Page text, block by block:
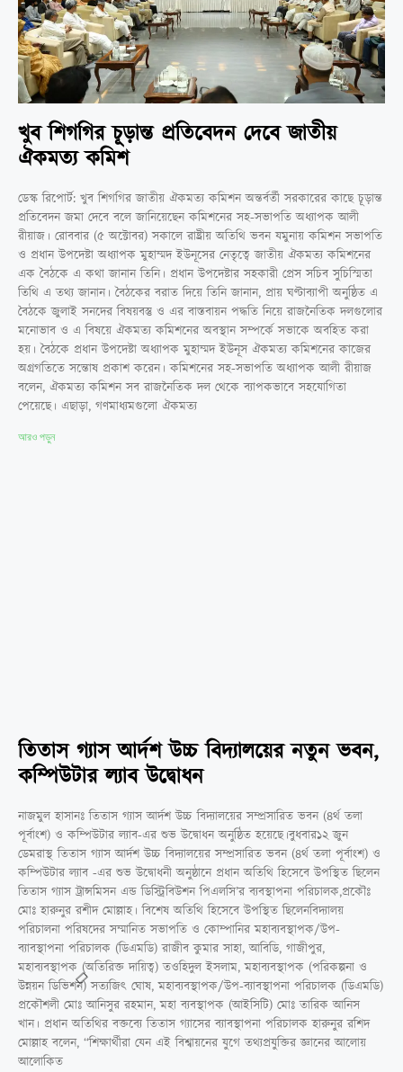
খুব শিগগির চূড়ান্ত প্রতিবেদন দেবে জাতীয়
ঐকমত্য কমিশ
ডেস্ক রিপোর্ট: খুব শিগগির জাতীয় ঐকমত্য কমিশন অন্তর্বর্তী সরকারের কাছে চূড়ান্ত
প্রতিবেদন জমা দেবে বলে জানিয়েছেন কমিশনের সহ-সভাপতি অধ্যাপক আলী
রীয়াজ। রোববার (৫ অক্টোবর) সকালে রাষ্ট্রীয় অতিথি ভবন যমুনায় কমিশন সভাপতি
ও প্রধান উপদেষ্টা অধ্যাপক মুহাম্মদ ইউনূসের নেতৃত্বে জাতীয় ঐকমত্য কমিশনের
এক বৈঠকে এ কথা জানান তিনি। প্রধান উপদেষ্টার সহকারী প্রেস সচিব সুচিস্মিতা
তিথি এ তথ্য জানান। বৈঠকের বরাত দিয়ে তিনি জানান, প্রায় ঘণ্টাব্যাপী অনুষ্ঠিত এ
বৈঠকে জুলাই সনদের বিষয়বস্তু ও এর বাস্তবায়ন পদ্ধতি নিয়ে রাজনৈতিক দলগুলোর
মনোভাব ও এ বিষয়ে ঐকমত্য কমিশনের অবস্থান সম্পর্কে সভাকে অবহিত করা
হয়। বৈঠকে প্রধান উপদেষ্টা অধ্যাপক মুহাম্মদ ইউনূস ঐকমত্য কমিশনের কাজের
অগ্রগতিতে সন্তোষ প্রকাশ করেন। কমিশনের সহ-সভাপতি অধ্যাপক আলী রীয়াজ
বলেন, ঐকমত্য কমিশন সব রাজনৈতিক দল থেকে ব্যাপকভাবে সহযোগিতা
পেয়েছে। এছাড়া, গণমাধ্যমগুলো ঐকমত্য
আরও পড়ুন
তিতাস গ্যাস আর্দশ উচ্চ বিদ্যালয়ের নতুন ভবন,
কম্পিউটার ল্যাব উদ্বোধন
নাজমুল হাসানঃ তিতাস গ্যাস আর্দশ উচ্চ বিদ্যালয়ের সম্প্রসারিত ভবন (৪র্থ তলা
পূর্বাংশ) ও কম্পিউটার ল্যাব-এর শুভ উদ্বোধন অনুষ্ঠিত হয়েছে।বুধবার১২ জুন
ডেমরাস্থ তিতাস গ্যাস আর্দশ উচ্চ বিদ্যালয়ের সম্প্রসারিত ভবন (৪র্থ তলা পূর্বাংশ) ও
কম্পিউটার ল্যাব -এর শুভ উদ্বোধনী অনুষ্ঠানে প্রধান অতিথি হিসেবে উপস্থিত ছিলেন
তিতাস গ্যাস ট্রান্সমিসন এন্ড ডিস্ট্রিবিউশন পিএলসি’র ব্যবস্থাপনা পরিচালক,প্রকৌঃ
মোঃ হারুনুর রশীদ মোল্লাহ। বিশেষ অতিথি হিসেবে উপস্থিত ছিলেনবিদ্যালয়
পরিচালনা পরিষদের সম্মানিত সভাপতি ও কোম্পানির মহাব্যবস্থাপক/উপ-
ব্যাবস্থাপনা পরিচালক (ডিএমডি) রাজীব কুমার সাহা, আবিডি, গাজীপুর,
মহাব্যবস্থাপক (অতিরিক্ত দায়িত্ব) তওহিদুল ইসলাম, মহাব্যবস্থাপক (পরিকল্পনা ও
উন্নয়ন ডিভিশন) সত্যজিৎ ঘোষ, মহাব্যবস্থাপক/উপ-ব্যাবস্থাপনা পরিচালক (ডিএমডি)
প্রকৌশলী মোঃ আনিসুর রহমান, মহা ব্যবস্থাপক (আইসিটি) মোঃ তারিক আনিস
খান। প্রধান অতিথির বক্তব্যে তিতাস গ্যাসের ব্যাবস্থাপনা পরিচালক হারুনুর রশিদ
মোল্লাহ বলেন, “শিক্ষার্থীরা যেন এই বিশ্বায়নের যুগে তথ্যপ্রযুক্তির জ্ঞানের আলোয়
আলোকিত